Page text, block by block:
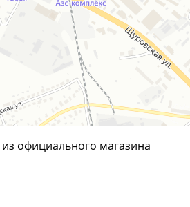
из официального магазина